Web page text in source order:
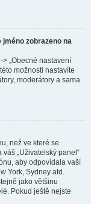
zobrazeno na
> „Obecné nastavení
možnosti nastavíte
moderátory a sama
než ve které se
„Uživatelský panel“
aby odpovídala vaší
York, Sydney atd.
jako většinu
Pokud ještě nejste